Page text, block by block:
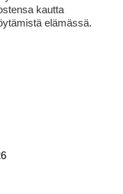
kautta
elämässä.